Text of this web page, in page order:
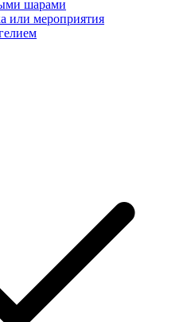
шарами
или мероприятия